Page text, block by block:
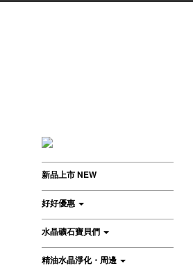
新品上市 NEW
好好優惠
水晶礦石寶貝們
精油水晶淨化・周邊